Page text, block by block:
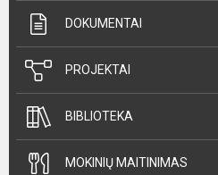
DOKUMENTAI
PROJEKTAI
BIBLIOTEKA
MOKINIŲ MAITINIMAS